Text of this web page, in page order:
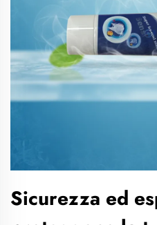
Sicurezza ed